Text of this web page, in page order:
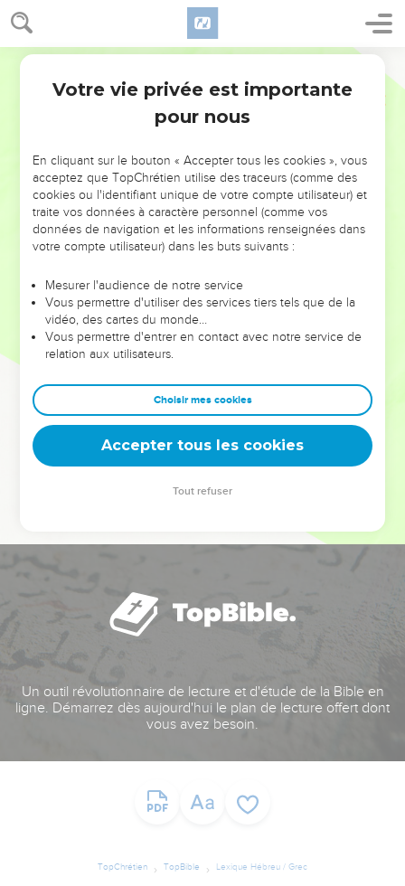
NE MANQUEZ PAS L’ÉVÉNEMENT
DE L’ANNÉE !
ET SI LEURS ERREURS POUVAIENT VOUS ÉVITER LES
VOTRES ?
leur foi ou leur vision. Mais on voit moins les doutes, les erreurs
et les saisons difficiles qu'ils ont traversés, alors même que ce
sont elles qui les ont façonnés.
Dans cette conférence, leaders, entrepreneurs, et responsables
clés pour avancer avec plus de sagesse afin que leurs erreurs
deviennent vos tremplins. Que vous guidiez un ministère, une
équipe, un groupe ou une famille, leur expérience est faite
Un outil révolutionnaire de lecture et d'étude de la Bible en
ligne. Démarrez dès aujourd'hui le plan de lecture offert dont
vous avez besoin.
TopChrétien TopBible Lexique Hébreu / Grec
Votre vie privée est importante
pour nous
En cliquant sur le bouton « Accepter tous les cookies », vous
acceptez que TopChrétien utilise des traceurs (comme des
cookies ou l'identifiant unique de votre compte utilisateur) et
traite vos données à caractère personnel (comme vos
données de navigation et les informations renseignées dans
votre compte utilisateur) dans les buts suivants :
Mesurer l'audience de notre service
Vous permettre d'utiliser des services tiers tels que de la
vidéo, des cartes du monde…
Vous permettre d'entrer en contact avec notre service de
relation aux utilisateurs.
Choisir mes cookies
Accepter tous les cookies
Tout refuser